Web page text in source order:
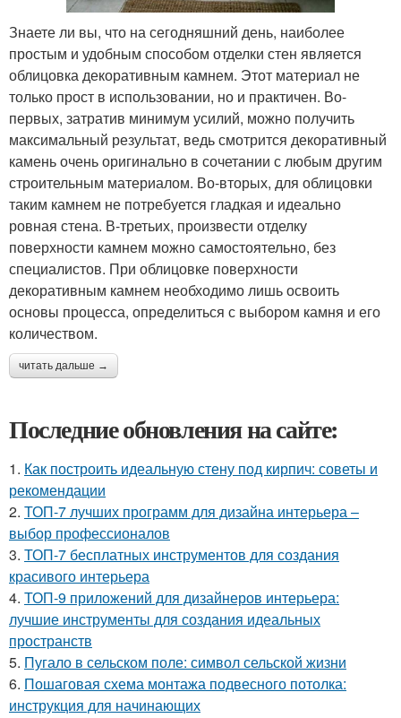
Знаете ли вы, что на сегодняшний день, наиболее
простым и удобным способом отделки стен является
облицовка декоративным камнем. Этот материал не
только прост в использовании, но и практичен. Во-
первых, затратив минимум усилий, можно получить
максимальный результат, ведь смотрится декоративный
камень очень оригинально в сочетании с любым другим
строительным материалом. Во-вторых, для облицовки
таким камнем не потребуется гладкая и идеально
ровная стена. В-третьих, произвести отделку
поверхности камнем можно самостоятельно, без
специалистов. При облицовке поверхности
декоративным камнем необходимо лишь освоить
основы процесса, определиться с выбором камня и его
количеством.
читать дальше →
Последние обновления на сайте:
1. Как построить идеальную стену под кирпич: советы и
рекомендации
2. ТОП-7 лучших программ для дизайна интерьера –
выбор профессионалов
3. ТОП-7 бесплатных инструментов для создания
красивого интерьера
4. ТОП-9 приложений для дизайнеров интерьера:
лучшие инструменты для создания идеальных
пространств
5. Пугало в сельском поле: символ сельской жизни
6. Пошаговая схема монтажа подвесного потолка:
инструкция для начинающих